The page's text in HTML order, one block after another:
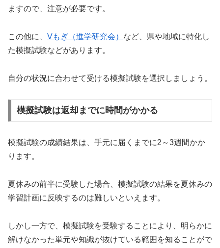
ますので、注意が必要です。
この他に、 Vもぎ（進学研究会） など、県や地域に特化し
た模擬試験などがあります。
自分の状況に合わせて受ける模擬試験を選択しましょう。
模擬試験は返却までに時間がかかる
模擬試験の成績結果は、手元に届くまでに2～3週間かか
ります。
夏休みの前半に受験した場合、模擬試験の結果を夏休みの
学習計画に反映するのは難しいといえます。
しかし一方で、模擬試験を受験することにより、明らかに
解けなかった単元や知識が抜けている範囲を知ることがで